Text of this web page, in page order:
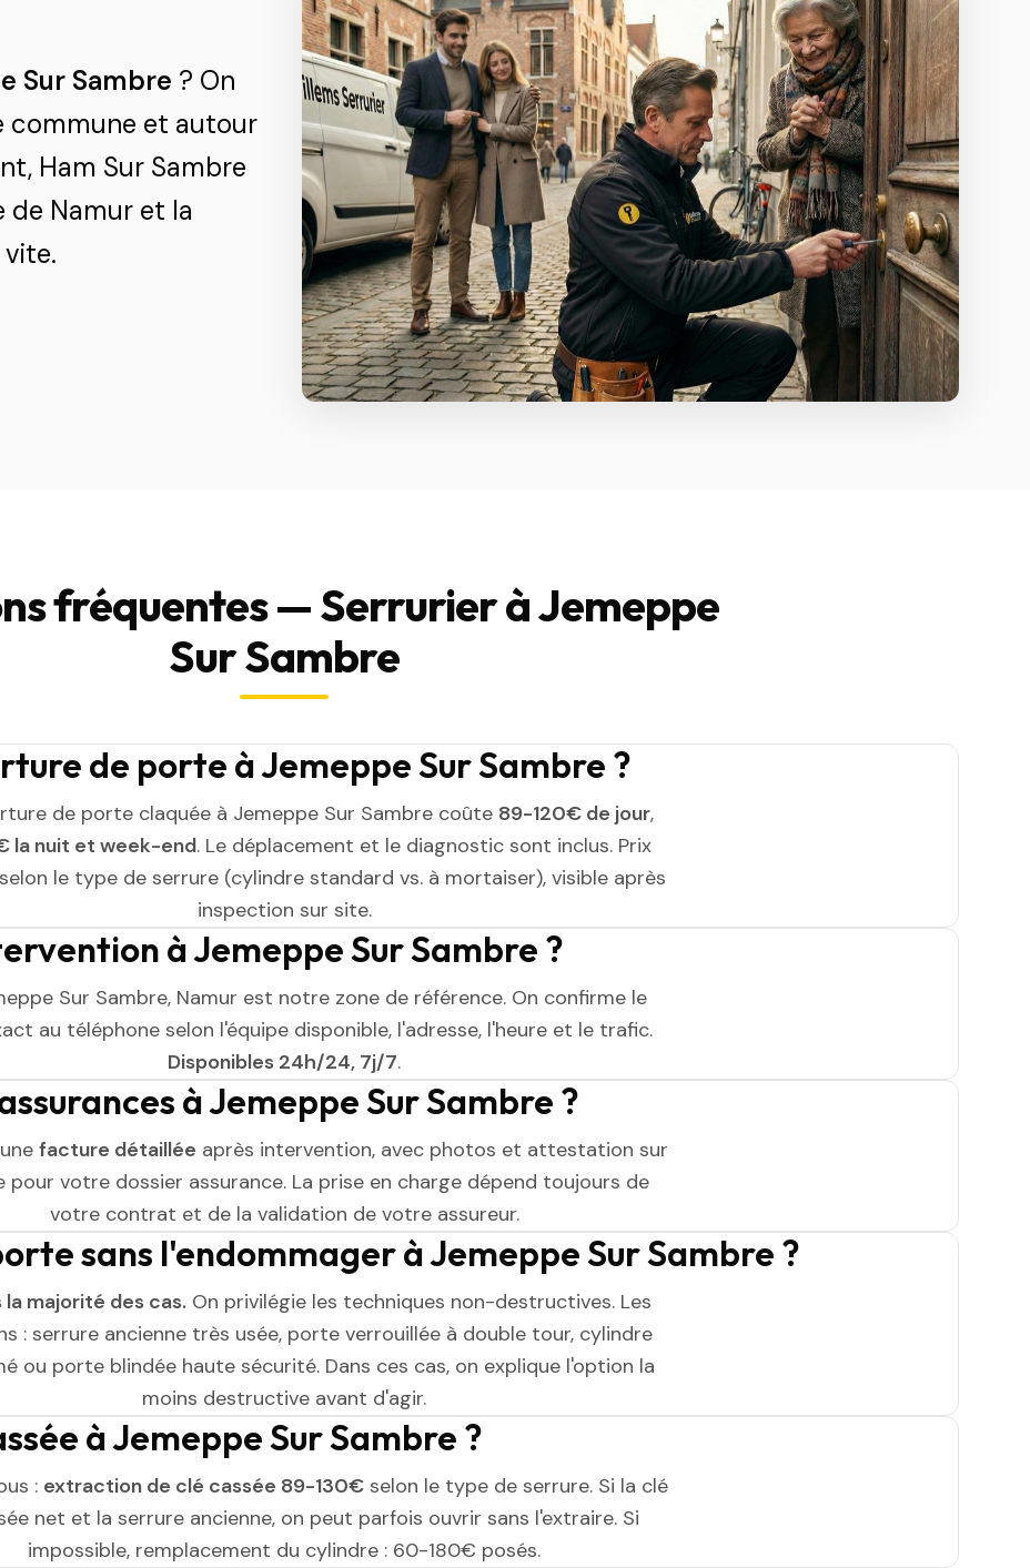
Sur Sambre ? On
commune et autour
Ham Sur Sambre
de Namur et la
fréquentes — Serrurier à Jemeppe
Sur Sambre
de porte à Jemeppe Sur Sambre ?
de porte claquée à Jemeppe Sur Sambre coûte 89-120€ de jour,
la nuit et week-end. Le déplacement et le diagnostic sont inclus. Prix
le type de serrure (cylindre standard vs. à mortaiser), visible après
inspection sur site.
à Jemeppe Sur Sambre ?
Sur Sambre, Namur est notre zone de référence. On confirme le
au téléphone selon l'équipe disponible, l'adresse, l'heure et le trafic.
Disponibles 24h/24, 7j/7.
à Jemeppe Sur Sambre ?
facture détaillée après intervention, avec photos et attestation sur
pour votre dossier assurance. La prise en charge dépend toujours de
votre contrat et de la validation de votre assureur.
sans l'endommager à Jemeppe Sur Sambre ?
la majorité des cas.On privilégie les techniques non-destructives. Les
: serrure ancienne très usée, porte verrouillée à double tour, cylindre
ou porte blindée haute sécurité. Dans ces cas, on explique l'option la
moins destructive avant d'agir.
à Jemeppe Sur Sambre ?
: extraction de clé cassée 89-130€ selon le type de serrure. Si la clé
net et la serrure ancienne, on peut parfois ouvrir sans l'extraire. Si
impossible, remplacement du cylindre : 60-180€ posés.